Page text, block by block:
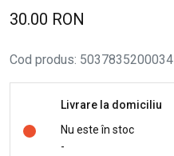
30.00 RON
Cod produs: 5037835200034
Livrare la domiciliu
Nu este în stoc
-